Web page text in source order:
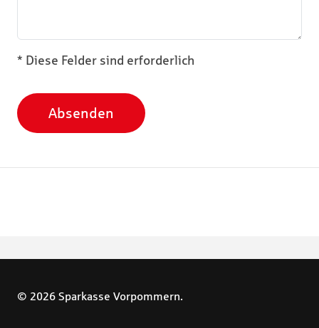
* Diese Felder sind erforderlich
Absenden
© 2026 Sparkasse Vorpommern.